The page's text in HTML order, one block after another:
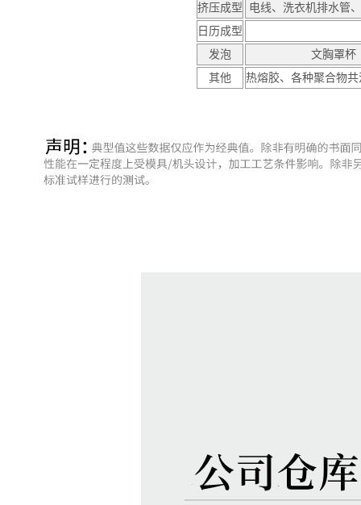
挤压成型
电线、洗衣机排水管
日历成型
发泡
文胸罩杯
其他
热熔胶、各种聚合物共